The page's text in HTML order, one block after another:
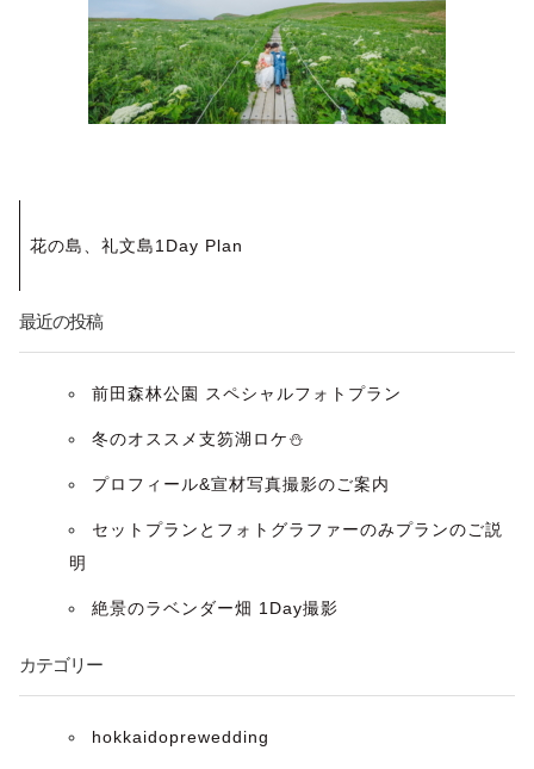
投
稿
ナ
ン
花の島、礼文島1Day Plan
最近の投稿
前田森林公園 スペシャルフォトプラン
冬のオススメ支笏湖ロケ⛄️
プロフィール&宣材写真撮影のご案内
セットプランとフォトグラファーのみプランのご説
明
絶景のラベンダー畑 1Day撮影
カテゴリー
hokkaidoprewedding